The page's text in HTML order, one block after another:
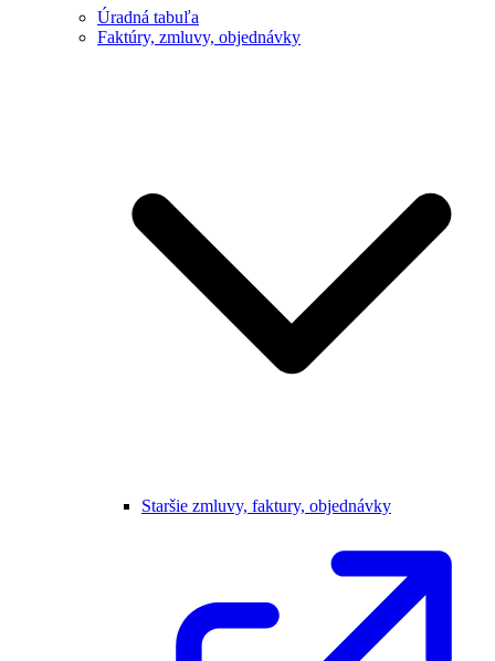
Úradná tabuľa
Faktúry, zmluvy, objednávky
Staršie zmluvy, faktury, objednávky